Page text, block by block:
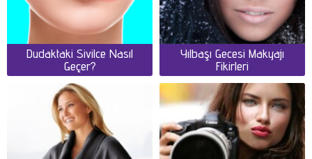
Dudaktaki Sivilce Nasıl
Geçer?
Yılbaşı Gecesi Makyajı
Fikirleri